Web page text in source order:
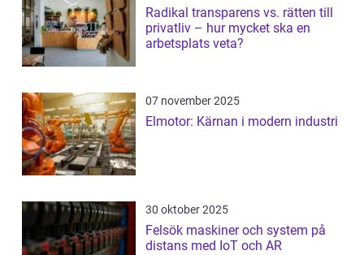
Radikal transparens vs. rätten till
privatliv – hur mycket ska en
arbetsplats veta?
07 november 2025
Elmotor: Kärnan i modern industri
30 oktober 2025
Felsök maskiner och system på
distans med IoT och AR